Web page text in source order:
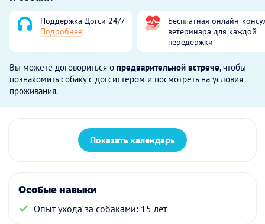
Поддержка Догси 24/7
Подробнее
Бесплатная онлайн-
ветеринара для каждой
передержки
Вы можете договориться о предварительной встрече, чтобы
познакомить собаку с догситтером и посмотреть на условия
проживания.
Показать календарь
Особые навыки
Опыт ухода за собаками: 15 лет